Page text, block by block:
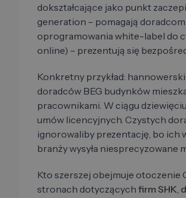
dokształcające jako punkt
generation – pomagają
oprogramowania white-label do
online) – prezentują się
Konkretny przykład:
doradców BEG budynków
pracownikami. W ciągu
umów licencyjnych. Czystych
ignorowaliby prezentację, bo ich
branży wysyła niesprecyzowane
Kto szerszej obejmuje otoczenie
stronach dotyczącychfirm SHK,